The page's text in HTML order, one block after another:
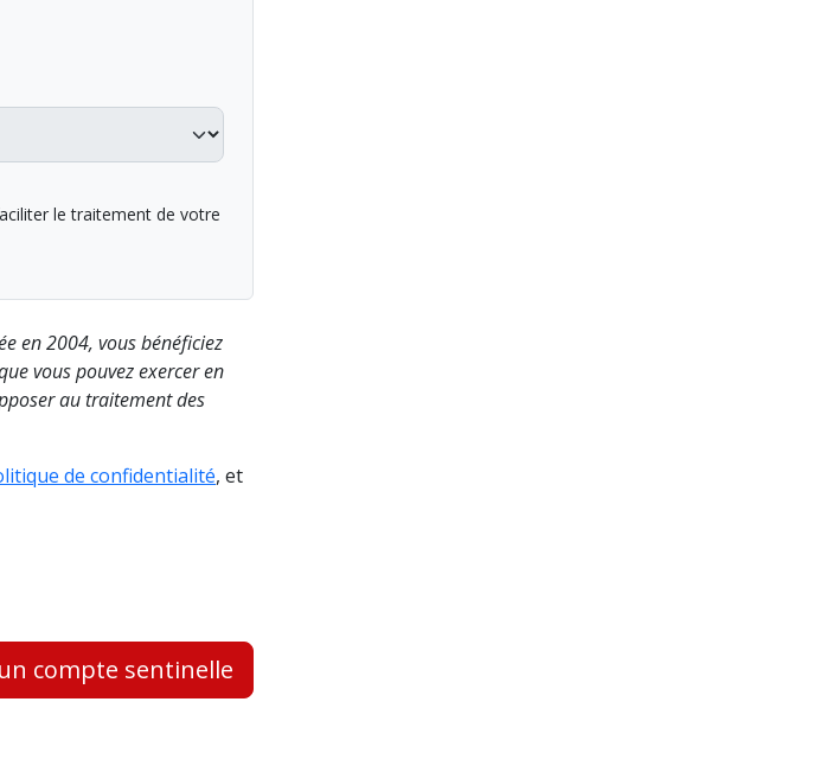
le traitement de votre
en 2004, vous bénéficiez
vous pouvez exercer en
au traitement des
de confidentialité, et
compte sentinelle